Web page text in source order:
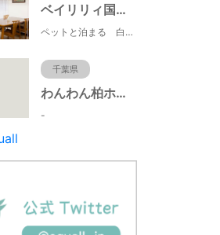
ベイリリィ国民宿舎しらゆり荘
ペットと泊まる 白浜温泉 ベイリリィ国民宿舎しらゆり荘
千葉県
わんわん柏ホームビレッジ（老犬ホーム・老犬ホテル）
-